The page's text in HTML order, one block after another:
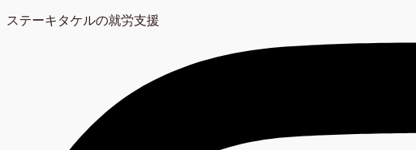
ステーキタケルの就労支援